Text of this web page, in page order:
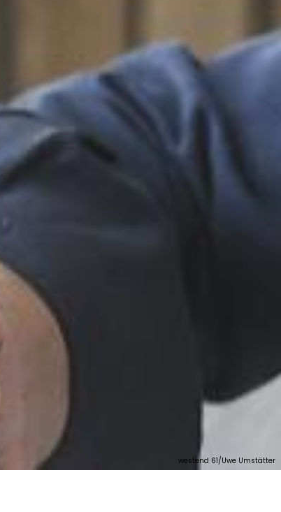
westend 61/Uwe Umstätter